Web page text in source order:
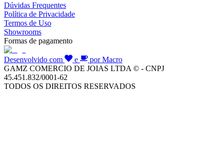
Dúvidas Frequentes
Política de Privacidade
Termos de Uso
Showrooms
Formas de pagamento
Desenvolvido com e
por Macro
GAMZ COMERCIO DE JOIAS LTDA © - CNPJ
45.451.832/0001-62
TODOS OS DIREITOS RESERVADOS